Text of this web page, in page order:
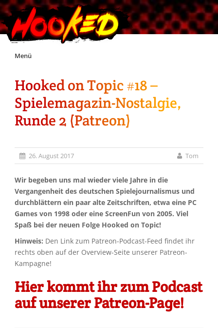
Skip
Menü
Unterstützt Hooked!
Exklusiv für Supporter*innen
Discord
Hooked on Topic #18 –
Spielemagazin-Nostalgie,
Runde 2 (Patreon)
26. August 2017 Tom
Wir begeben uns mal wieder viele Jahre in die
Vergangenheit des deutschen Spielejournalismus und
durchblättern ein paar alte Zeitschriften, etwa eine PC
Games von 1998 oder eine ScreenFun von 2005. Viel
Spaß bei der neuen Folge Hooked on Topic!
Hinweis: Den Link zum Patreon-Podcast-Feed findet ihr
rechts oben auf der Overview-Seite unserer Patreon-
Kampagne!
Hier kommt ihr zum Podcast
auf unserer Patreon-Page!